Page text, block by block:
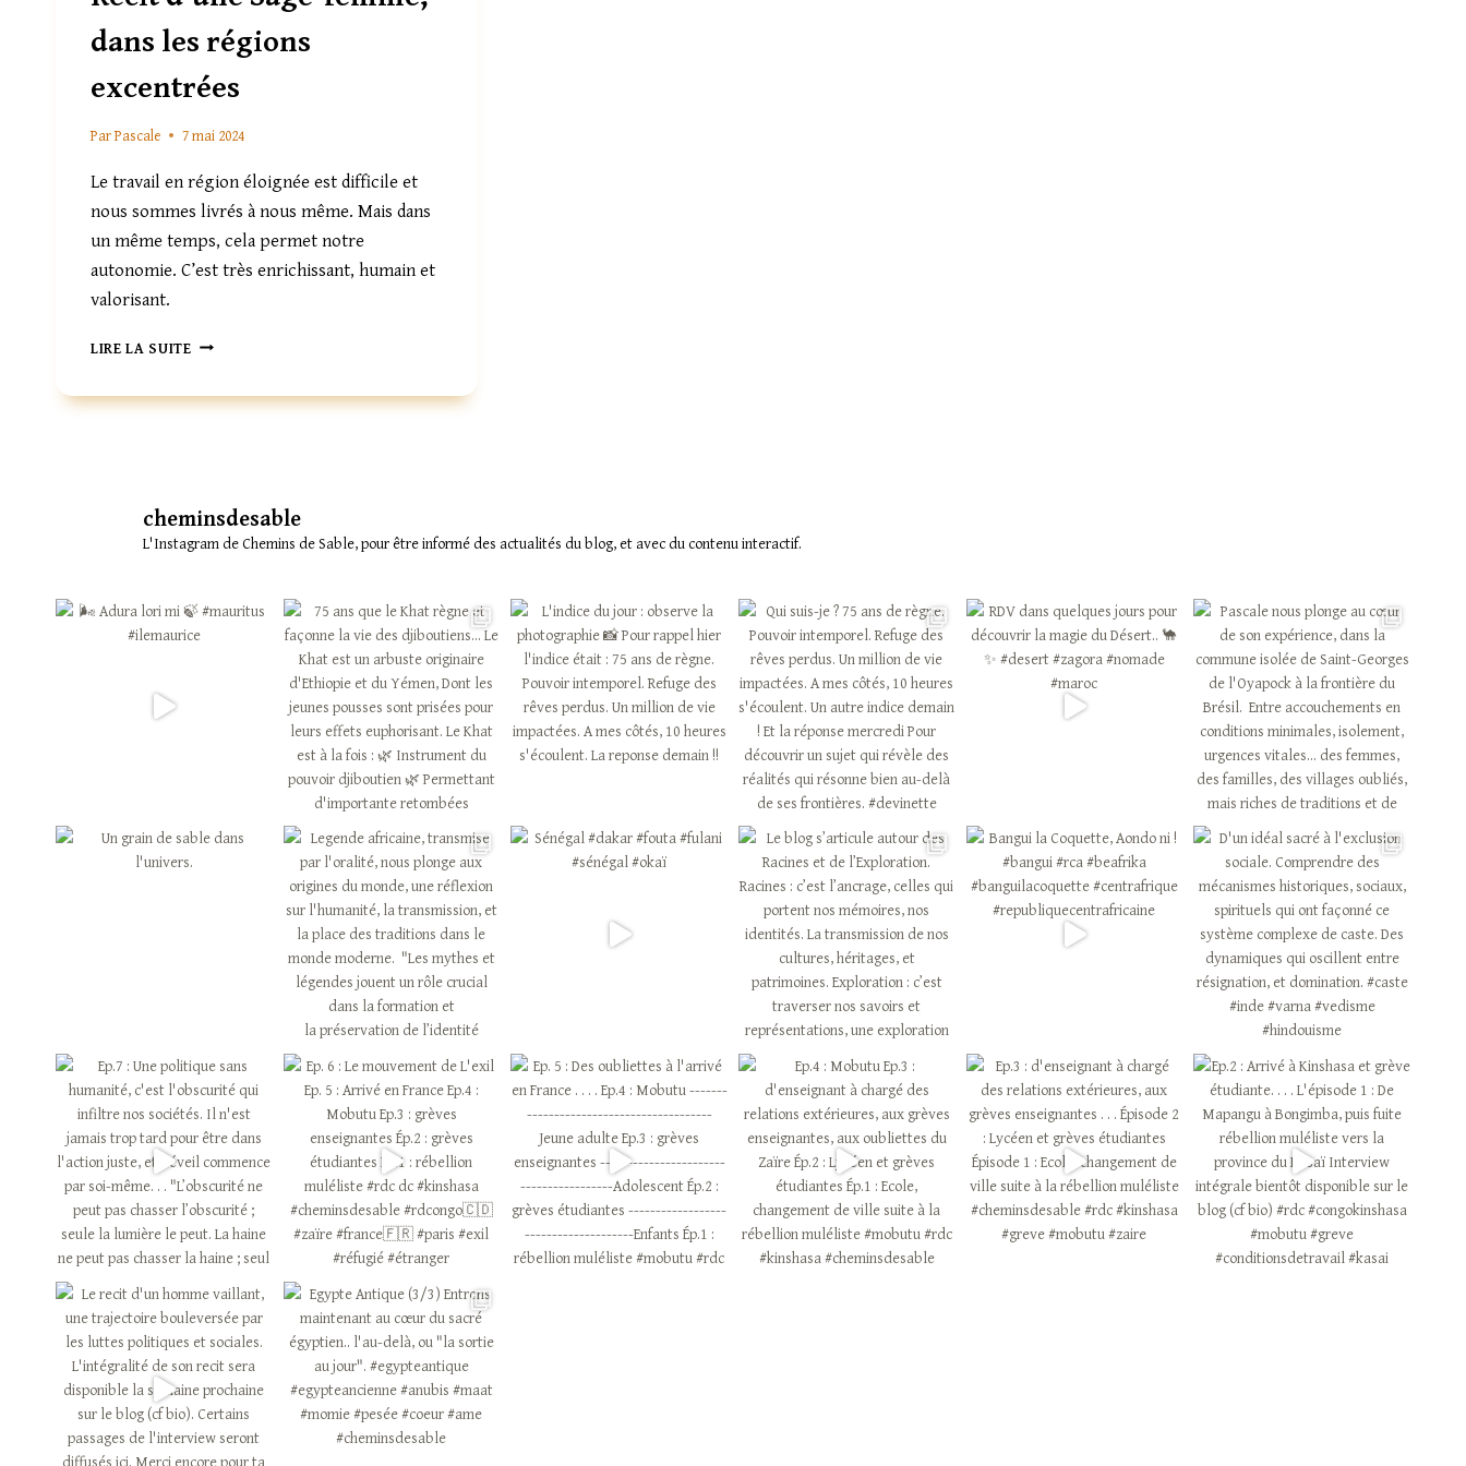
dans les régions
excentrées
ParPascale 7 mai 2024
Le travail en région éloignée est difficile et
nous sommes livrés à nous même. Mais dans
un même temps, cela permet notre
autonomie. C’est très enrichissant, humain et
valorisant.
LIRE LA SUITERÉCIT
FEMME,
cheminsdesable
L'Instagram de Chemins de Sable, pour être informé des actualités du blog, et avec du contenu interactif.